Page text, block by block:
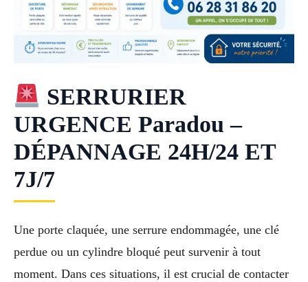
SERRURIER
URGENCE Paradou –
DÉPANNAGE 24H/24 ET
7J/7
Une porte claquée, une serrure endommagée, une clé
perdue ou un cylindre bloqué peut survenir à tout
moment. Dans ces situations, il est crucial de contacter